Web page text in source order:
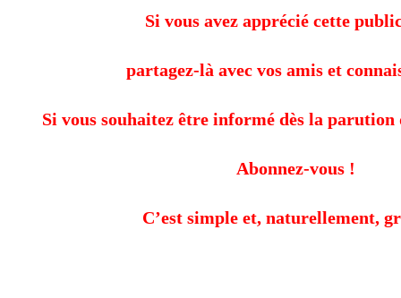
Si vous avez apprécié cette
partagez-là avec vos amis et
Si vous souhaitez être informé dès la
Abonnez-vous !
C’est simple et, naturellement,